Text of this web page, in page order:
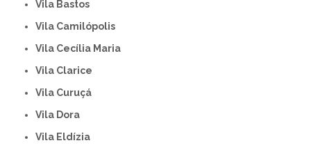
Vila Bastos
Vila Camilópolis
Vila Cecília Maria
Vila Clarice
Vila Curuçá
Vila Dora
Vila Eldízia